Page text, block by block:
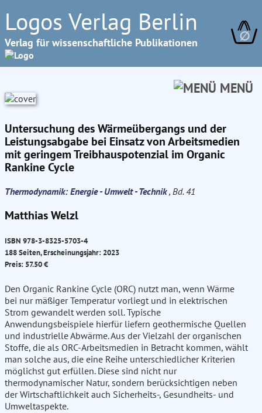
Logos Verlag Berlin
Verlag für wissenschaftliche Publikationen ∅
MENÜ
Untersuchung des Wärmeübergangs und der
Leistungsabgabe bei Einsatz von Arbeitsmedien
mit geringem Treibhauspotenzial im Organic
Rankine Cycle
Thermodynamik: Energie - Umwelt - Technik, Bd. 41
Matthias Welzl
ISBN 978-3-8325-5703-4
188 Seiten, Erscheinungsjahr: 2023
Preis: 57.50 €
Den Organic Rankine Cycle (ORC) nutzt man, wenn Wärme
bei nur mäßiger Temperatur vorliegt und in elektrischen
Strom gewandelt werden soll. Typische
Anwendungsbeispiele hierfür liefern geothermische Quellen
und industrielle Abwärme. Aus der Vielzahl der organischen
Stoffe, die als ORC-Arbeitsmedien in Betracht kommen, wählt
man solche aus, die eine Reihe unterschiedlicher Kriterien
möglichst gut erfüllen. Diese sind nicht nur
thermodynamischer Natur, sondern berücksichtigen neben
der Wirtschaftlichkeit auch Sicherheits-, Gesundheits- und
Umweltaspekte.